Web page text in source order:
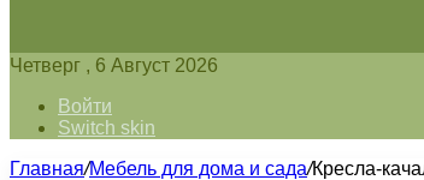
Четверг , 6 Август 2026
Войти
Switch skin
Главная/Мебель для дома и сада/Кресла-